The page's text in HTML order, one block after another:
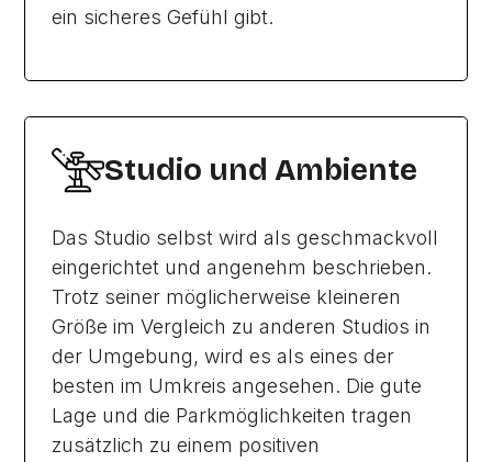
ein sicheres Gefühl gibt.
Studio und Ambiente
Das Studio selbst wird als geschmackvoll
eingerichtet und angenehm beschrieben.
Trotz seiner möglicherweise kleineren
Größe im Vergleich zu anderen Studios in
der Umgebung, wird es als eines der
besten im Umkreis angesehen. Die gute
Lage und die Parkmöglichkeiten tragen
zusätzlich zu einem positiven